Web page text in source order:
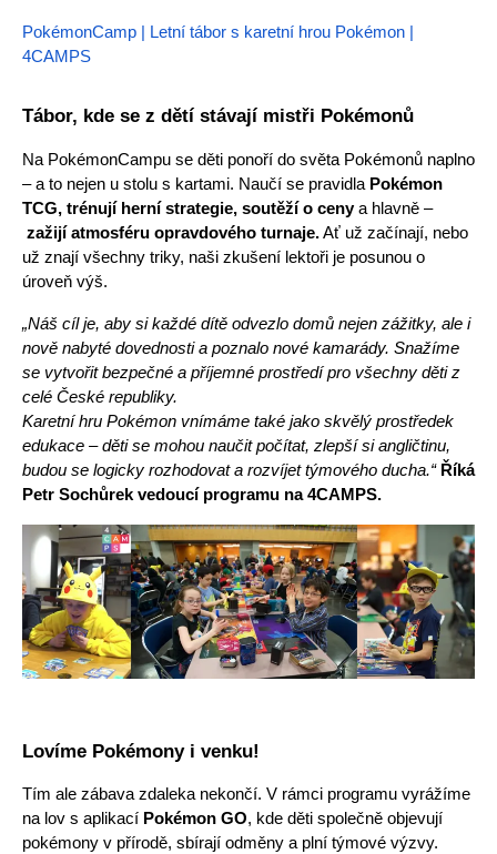
PokémonCamp | Letní tábor s karetní hrou Pokémon |
4CAMPS
Tábor, kde se z dětí stávají mistři Pokémonů
Na PokémonCampu se děti ponoří do světa Pokémonů naplno
– a to nejen u stolu s kartami. Naučí se pravidla Pokémon
TCG, trénují herní strategie, soutěží o ceny a hlavně –
zažijí atmosféru opravdového turnaje. Ať už začínají, nebo
už znají všechny triky, naši zkušení lektoři je posunou o
úroveň výš.
„Náš cíl je, aby si každé dítě odvezlo domů nejen zážitky, ale i
nově nabyté dovednosti a poznalo nové kamarády. Snažíme
se vytvořit bezpečné a příjemné prostředí pro všechny děti z
celé České republiky.
Karetní hru Pokémon vnímáme také jako skvělý prostředek
edukace – děti se mohou naučit počítat, zlepší si angličtinu,
budou se logicky rozhodovat a rozvíjet týmového ducha.“ Říká
Petr Sochůrek vedoucí programu na 4CAMPS.
Lovíme Pokémony i venku!
Tím ale zábava zdaleka nekončí. V rámci programu vyrážíme
na lov s aplikací Pokémon GO, kde děti společně objevují
pokémony v přírodě, sbírají odměny a plní týmové výzvy.